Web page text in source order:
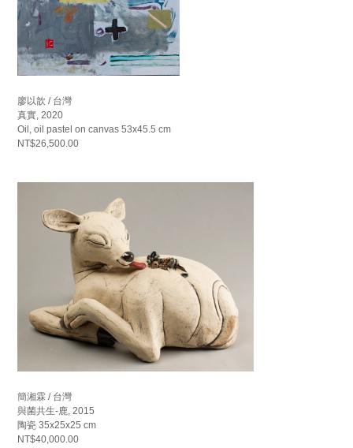
廖以歆 / 台灣
真實, 2020
Oil, oil pastel on canvas 53x45.5 cm
NT$26,500.00
簡湘霖 / 台灣
與菌共生-鹿, 2015
陶瓷 35x25x25 cm
NT$40,000.00